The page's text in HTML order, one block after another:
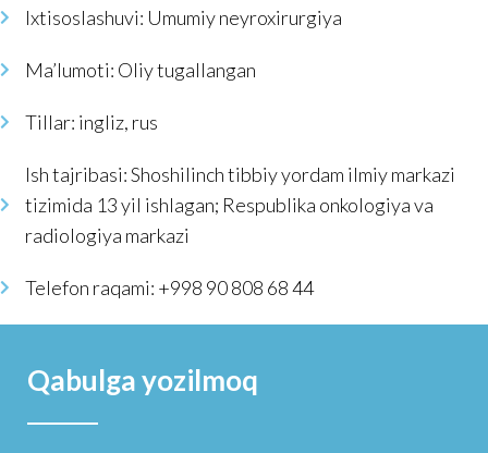
Ixtisoslashuvi: Umumiy neyroxirurgiya
Ma’lumoti: Oliy tugallangan
Tillar: ingliz, rus
Ish tajribasi: Shoshilinch tibbiy yordam ilmiy markazi
tizimida 13 yil ishlagan; Respublika onkologiya va
radiologiya markazi
Telefon raqami: +998 90 808 68 44
Qabulga yozilmoq